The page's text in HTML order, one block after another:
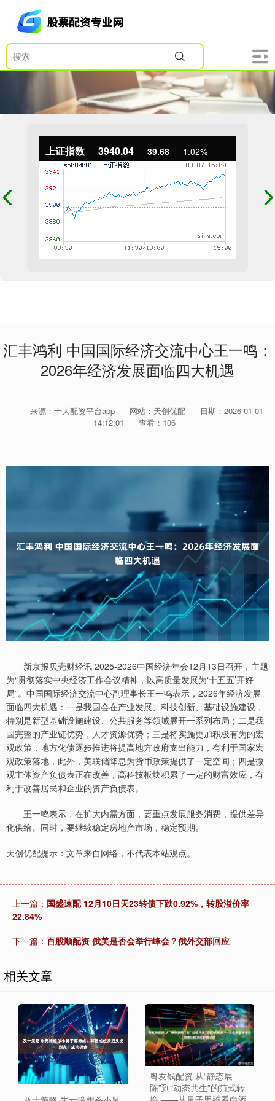
上证指数 3940.04 39.68 1.02%
汇丰鸿利 中国国际经济交流中心王一鸣：
2026年经济发展面临四大机遇
来源：十大配资平台app 网站：天创优配
日期：2026-01-01
14:12:01
查看：106
新京报贝壳财经讯 2025-2026中国经济年会12月13日召开，主题
为“贯彻落实中央经济工作会议精神，以高质量发展为‘十五五’开好
局”。中国国际经济交流中心副理事长王一鸣表示，2026年经济发展
面临四大机遇：一是我国会在产业发展、科技创新、基础设施建设，
特别是新型基础设施建设、公共服务等领域展开一系列布局；二是我
国完整的产业链优势，人才资源优势；三是将实施更加积极有为的宏
观政策，地方化债逐步推进将提高地方政府支出能力，有利于国家宏
观政策落地，此外，美联储降息为货币政策提供了一定空间；四是微
观主体资产负债表正在改善，高科技板块积累了一定的财富效应，有
利于改善居民和企业的资产负债表。
王一鸣表示，在扩大内需方面，要重点发展服务消费，提供差异
化供给。同时，要继续稳定房地产市场，稳定预期。
天创优配提示：文章来自网络，不代表本站观点。
上一篇： 国盛速配 12月10日天23转债下跌0.92%，转股溢价率
22.84%
下一篇： 百股顺配资 俄美是否会举行峰会？俄外交部回应
相关文章
粤友钱配资 从“静态展
陈”到“动态共生”的范式转